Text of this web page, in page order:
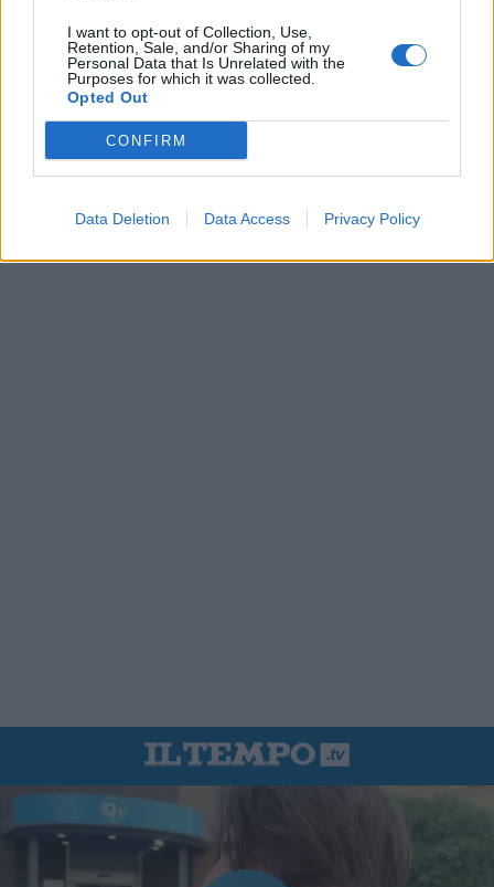
I want to opt-out of Collection, Use,
Retention, Sale, and/or Sharing of my
Personal Data that Is Unrelated with the
Purposes for which it was collected.
Opted Out
CONFIRM
Data Deletion Data Access Privacy Policy